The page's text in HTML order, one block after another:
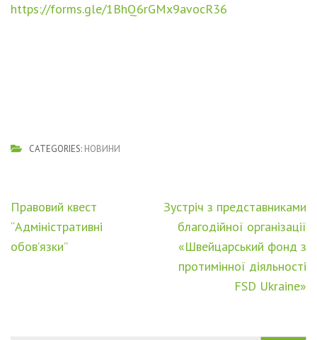
https://forms.gle/1BhQ6rGMx9avocR36
CATEGORIES: НОВИНИ
Навігація
записів
Правовий квест
“Адміністративні
обов’язки”
Зустріч з представниками
благодійної організації
«Швейцарський фонд з
протимінної діяльності
FSD Ukraine»